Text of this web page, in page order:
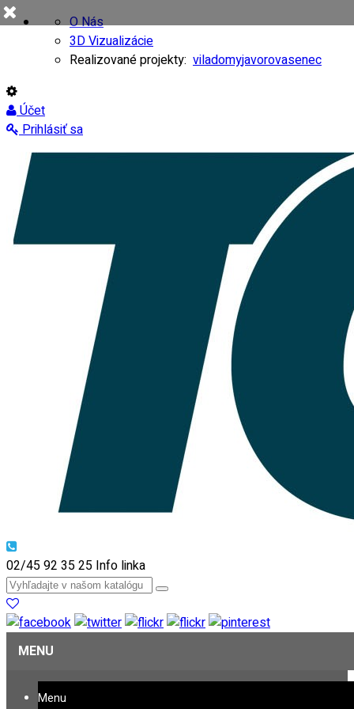
O Nás
3D Vizualizácie
Realizované projekty: viladomyjavorovasenec
Účet
Prihlásiť sa
02/45 92 35 25 Info linka
MENU
Menu